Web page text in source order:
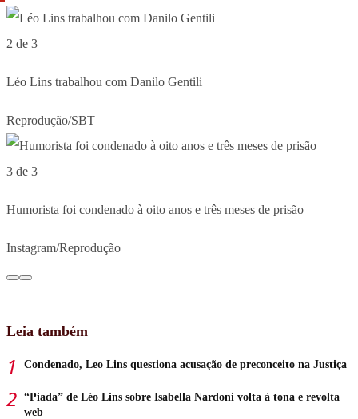
2 de 3
Léo Lins trabalhou com Danilo Gentili
Reprodução/SBT
3 de 3
Humorista foi condenado à oito anos e três meses de prisão
Instagram/Reprodução
Leia também
Condenado, Leo Lins questiona acusação de preconceito na Justiça
“Piada” de Léo Lins sobre Isabella Nardoni volta à tona e revolta
web